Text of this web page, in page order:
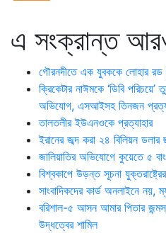
এ সংক্রান্ত
গৌরনদীতে এক যুবককে লোহার রড
ক্রিকেটার নাঈমকে ‘ডিবি পরিচয়ে’
অভিযোগ, এসআইসহ তিনজন
তালতলীর ইউএনওকে প্রত্যাহার
ইরানের জব্দ করা ২৪ বিলিয়ন ডলার
জালিয়াতির অভিযোগে কুয়েতে ৫
বিশ্বকাপে উড়ন্ত সূচনা যুক্তরাষ্ট্রের
সাংবাদিকদের কার্ড অনলাইনে নয়,
বরিশাল-৫ আসন আমার পিতার
উদ্ধত্বের শামিল